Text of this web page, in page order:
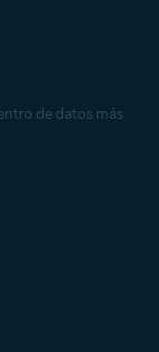
de datos más